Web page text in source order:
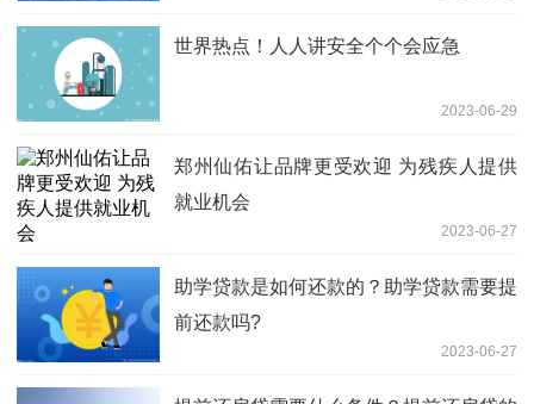
世界热点！人人讲安全个个会应急
2023-06-29
郑州仙佑让品牌更受欢迎 为残疾人提供
就业机会
2023-06-27
助学贷款是如何还款的？助学贷款需要提
前还款吗?
2023-06-27